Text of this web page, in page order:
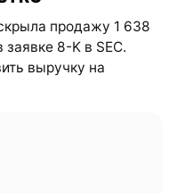
продажу 1 638
8-K в SEC.
выручку на